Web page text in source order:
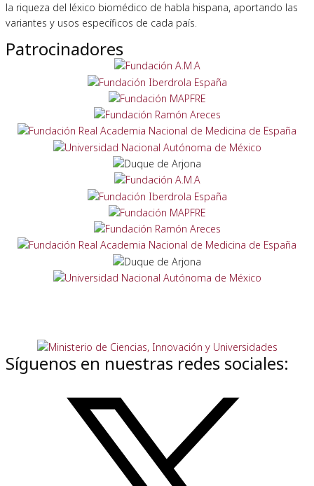
la riqueza del léxico biomédico de habla hispana, aportando las
variantes y usos específicos de cada país.
Patrocinadores
Síguenos en nuestras redes sociales: